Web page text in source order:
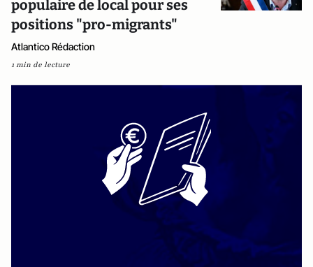
populaire de local pour ses
positions "pro-migrants"
Atlantico Rédaction
1 min de lecture